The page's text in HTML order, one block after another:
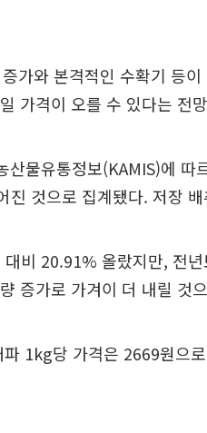
가와 본격적인 수확기 등
가격이 오를 수 있다는 전
물유통정보(KAMIS)에 따
것으로 집계됐다. 저장
비 20.91% 올랐지만, 전
증가로 가겨이 더 내릴 것
1kg당 가격은 2669원으